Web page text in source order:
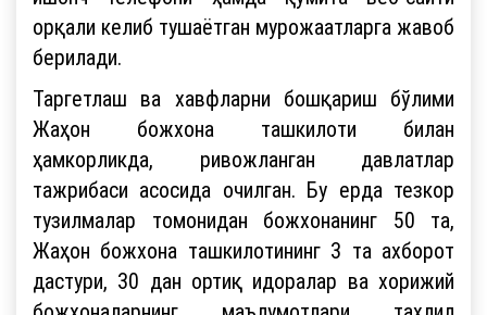
орқали келиб тушаётган мурожаатларга жавоб
берилади.
Таргетлаш ва хавфларни бошқариш бўлими
Жаҳон божхона ташкилоти билан
ҳамкорликда, ривожланган давлатлар
тажрибаси асосида очилган. Бу ерда тезкор
тузилмалар томонидан божхонанинг 50 та,
Жаҳон божхона ташкилотининг 3 та ахборот
дастури, 30 дан ортиқ идоралар ва хорижий